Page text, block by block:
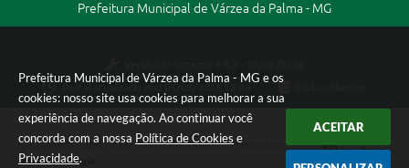
Prefeitura Municipal de Várzea da Palma - MG e os
cookies: nosso site usa cookies para melhorar a sua
experiência de navegação. Ao continuar você
concorda com a nossa Política de Cookies e
Privacidade.
ACEITAR
Prefeitura Municipal de Várzea da Palma - MG
Portal atualizado em:
Copyright Instar - 2006-2026. Todos os direitos reservados -
Instar Tecnologia